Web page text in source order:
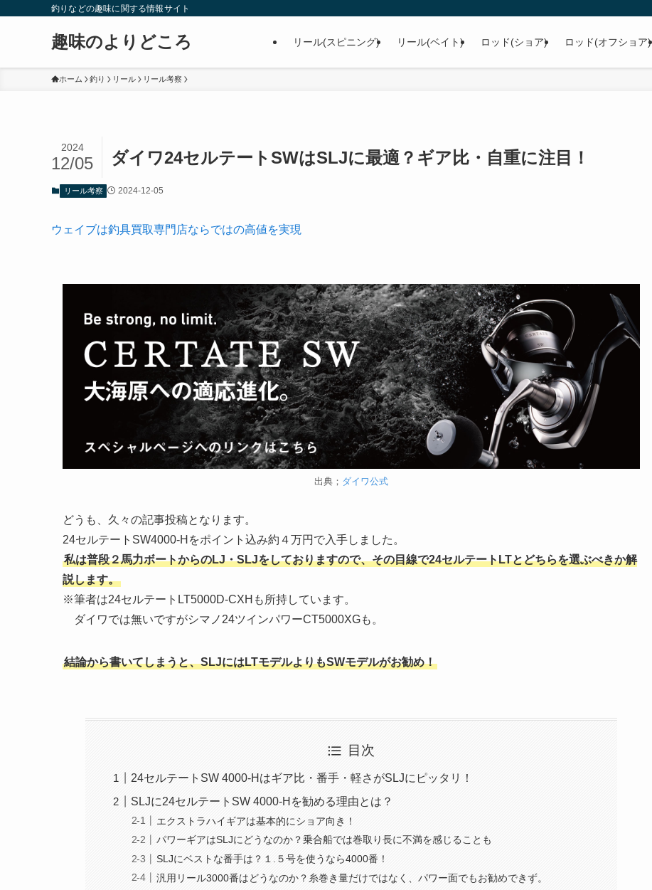
釣りなどの趣味に関する情報サイト
趣味のよりどころ リール(スピニング) リール(ベイト) ロッド(ショア) ロッド(オフショア)
ホーム 釣り リール リール考察
ダイワ24セルテートSWはSLJに最適？ギア比・自重に注目！
2024
12/05
リール考察 2024-12-05
ウェイブは釣具買取専門店ならではの高値を実現
出典； ダイワ公式
どうも、久々の記事投稿となります。
24セルテートSW4000-Hをポイント込み約４万円で入手しました。
私は普段２馬力ボートからのLJ・SLJをしておりますので、その目線で24セルテートLTとどちらを選ぶべきか解
説します。
※筆者は24セルテートLT5000D-CXHも所持しています。
ダイワでは無いですがシマノ24ツインパワーCT5000XGも。
結論から書いてしまうと、SLJにはLTモデルよりもSWモデルがお勧め！
目次
24セルテートSW 4000-Hはギア比・番手・軽さがSLJにピッタリ！
SLJに24セルテートSW 4000-Hを勧める理由とは？
エクストラハイギアは基本的にショア向き！
パワーギアはSLJにどうなのか？乗合船では巻取り長に不満を感じることも
SLJにベストな番手は？１.５号を使うなら4000番！
汎用リール3000番はどうなのか？糸巻き量だけではなく、パワー面でもお勧めできず。